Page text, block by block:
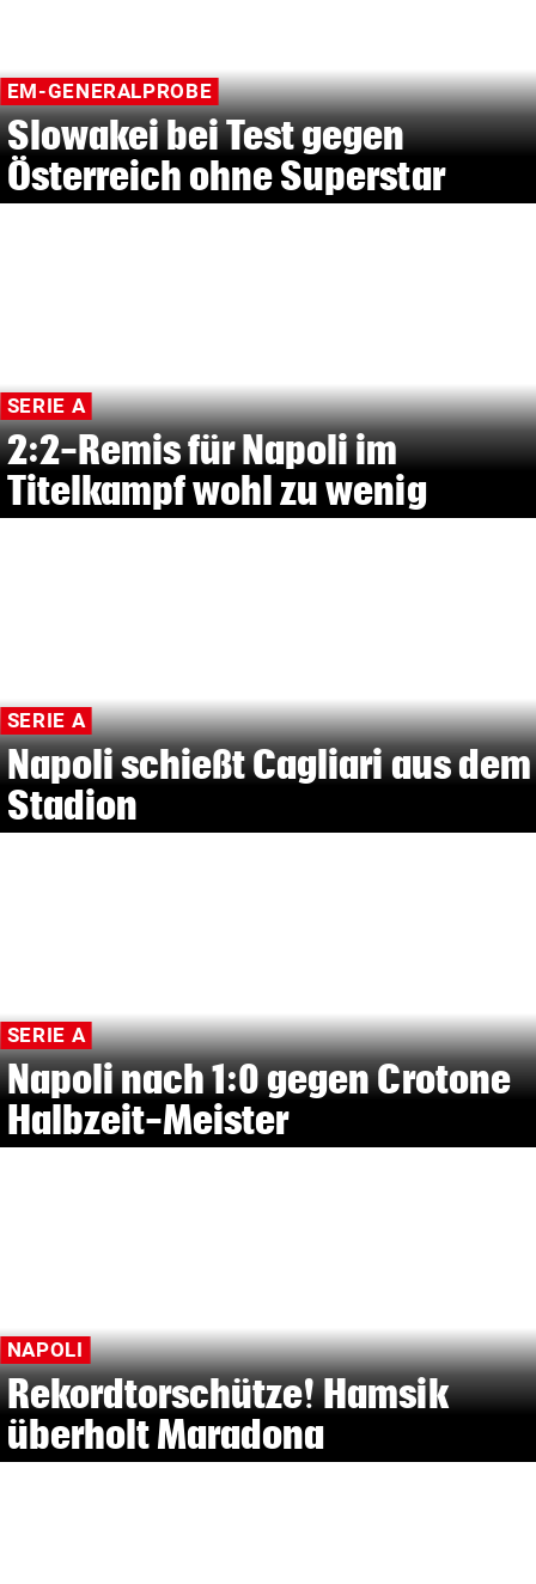
EM-GENERALPROBE
Slowakei bei Test gegen
Österreich ohne Superstar
SERIE A
2:2-Remis für Napoli im
Titelkampf wohl zu wenig
SERIE A
Napoli schießt Cagliari aus dem
Stadion
SERIE A
Napoli nach 1:0 gegen Crotone
Halbzeit-Meister
NAPOLI
Rekordtorschütze! Hamsik
überholt Maradona